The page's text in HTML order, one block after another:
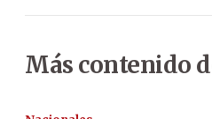
Más contenido